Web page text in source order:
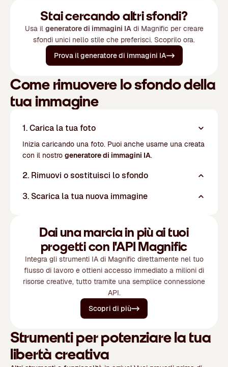
Stai cercando altri sfondi?
Usa il generatore di immagini IAdi Magnific per creare
sfondi unici nello stile che preferisci. Scoprilo ora.
Prova il generatore di immagini IA
Come rimuovere lo sfondo della
tua immagine
1. Carica la tua foto
Inizia caricando una foto. Puoi anche usarne una creata
con il nostro generatore di immagini IA.
2. Rimuovi o sostituisci lo sfondo
3. Scarica la tua nuova immagine
Dai una marcia in più ai tuoi
progetti con l'API Magnific
Integra gli strumenti IA di Magnific direttamente nel tuo
flusso di lavoro e ottieni accesso immediato a milioni di
risorse creative, tutto tramite una semplice connessione
API.
Scopri di più
Strumenti per potenziare la tua
libertà creativa